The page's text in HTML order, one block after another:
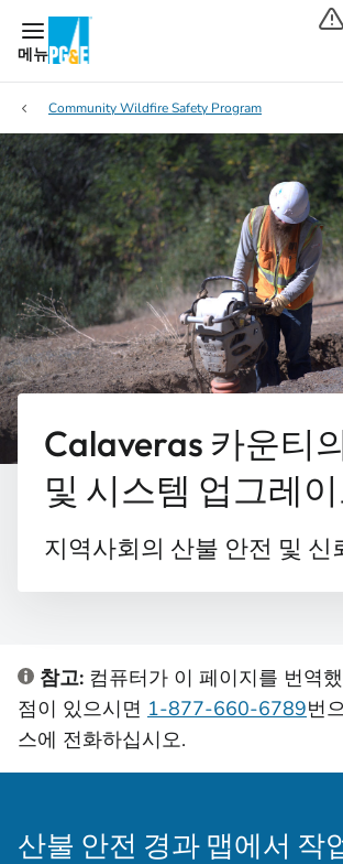
메뉴
Community Wildfire Safety Program
Calaveras 카운티
및 시스템 업그레
지역사회의 산불 안전 및 신
참고: 컴퓨터가 이 페이지를 번역
점이 있으시면 1-877-660-6789번
스에 전화하십시오.
산불 안전 경과 맵에서 작